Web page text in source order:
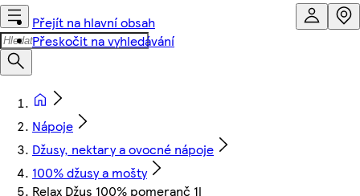
Přejít na hlavní obsah
Přeskočit na vyhledávání
Nápoje
Džusy, nektary a ovocné nápoje
100% džusy a mošty
Relax Džus 100% pomeranč 1l